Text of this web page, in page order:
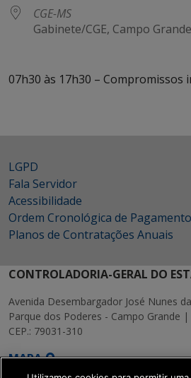
CGE-MS
Gabinete/CGE, Campo
07h30 às 17h30 – Compromissos
LGPD
Fala Servidor
Acessibilidade
Ordem Cronológica de
Planos de Contratações Anuais
CONTROLADORIA-GERAL DO
Avenida Desembargador José Nunes
Parque dos Poderes - Campo Grande |
CEP.: 79031-310
MAPA